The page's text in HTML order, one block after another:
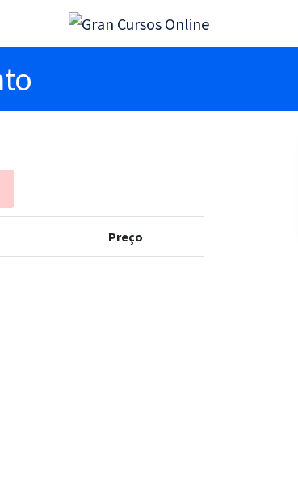
Preço